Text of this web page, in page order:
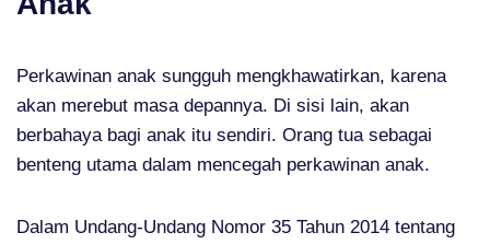
Perkawinan anak sungguh mengkhawatirkan, karena
akan merebut masa depannya. Di sisi lain, akan
berbahaya bagi anak itu sendiri. Orang tua sebagai
benteng utama dalam mencegah perkawinan anak.
Dalam Undang-Undang Nomor 35 Tahun 2014 tentang